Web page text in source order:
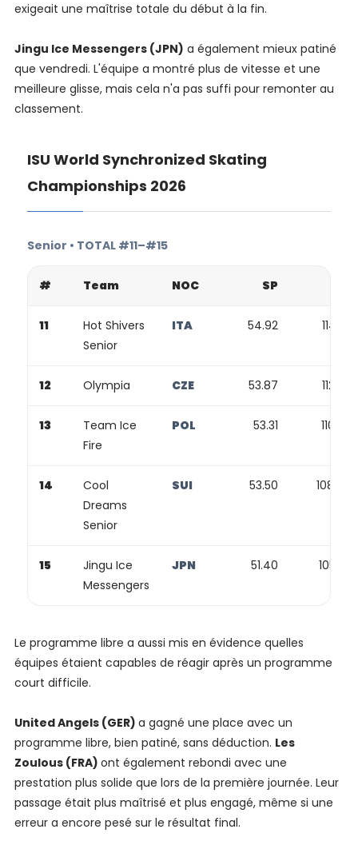
exigeait une maîtrise totale du début à la fin.
Jingu Ice Messengers (JPN) a également mieux patiné
que vendredi. L'équipe a montré plus de vitesse et une
meilleure glisse, mais cela n'a pas suffi pour remonter au
classement.
ISU World Synchronized Skating
Championships 2026
Senior • TOTAL #11–#15
# Team NOC SP
11
Hot Shivers
Senior
ITA 54.92 114.22
12 Olympia CZE 53.87 112.79
13
Team Ice
Fire
POL 53.31 110.97
14
Cool
Dreams
Senior
SUI 53.50 108.47
15
Jingu Ice
Messengers
JPN 51.40 105.57
Le programme libre a aussi mis en évidence quelles
équipes étaient capables de réagir après un programme
court difficile.
United Angels (GER) a gagné une place avec un
programme libre, bien patiné, sans déduction. Les
Zoulous (FRA) ont également rebondi avec une
prestation plus solide que lors de la première journée. Leur
passage était plus maîtrisé et plus engagé, même si une
erreur a encore pesé sur le résultat final.